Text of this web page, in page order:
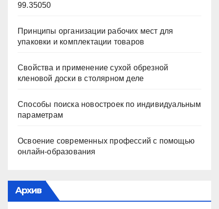
99.35050
Принципы организации рабочих мест для
упаковки и комплектации товаров
Свойства и применение сухой обрезной
кленовой доски в столярном деле
Способы поиска новостроек по индивидуальным
параметрам
Освоение современных профессий с помощью
онлайн-образования
Архив